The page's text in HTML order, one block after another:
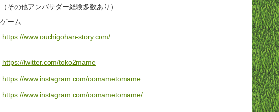
（その他アンバサダー経験多数あり）
ゲーム
https://www.ouchigohan-story.com/
https://twitter.com/toko2mame
https://www.instagram.com/oomametomame
https://www.instagram.com/oomametomame/